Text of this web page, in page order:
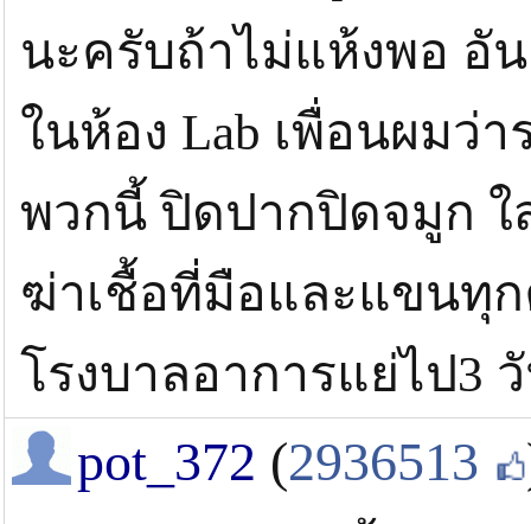
นะครับถ้าไม่แห้งพอ อั
ในห้อง Lab เพื่อนผมว่า
พวกนี้ ปิดปากปิดจมูก
ฆ่าเชื้อที่มือและแขนทุก
โรงบาลอาการแย่ไป3
pot_372 (2936513